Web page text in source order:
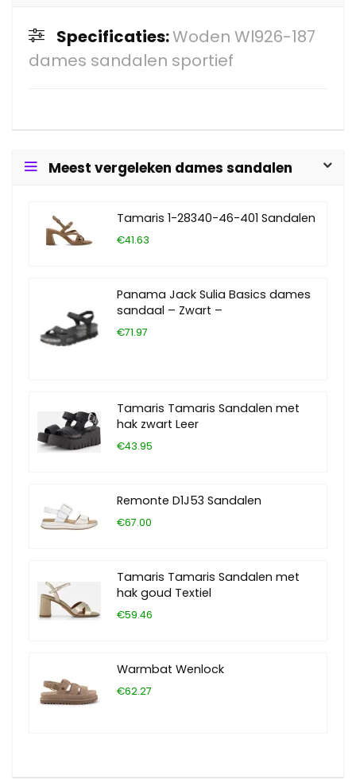
Specificaties:Woden Wl926-187
dames sandalen sportief
Meest vergeleken dames sandalen
Tamaris 1-28340-46-401 Sandalen
€41.63
Panama Jack Sulia Basics dames
sandaal – Zwart –
€71.97
Tamaris Tamaris Sandalen met
hak zwart Leer
€43.95
Remonte D1J53 Sandalen
€67.00
Tamaris Tamaris Sandalen met
hak goud Textiel
€59.46
Warmbat Wenlock
€62.27